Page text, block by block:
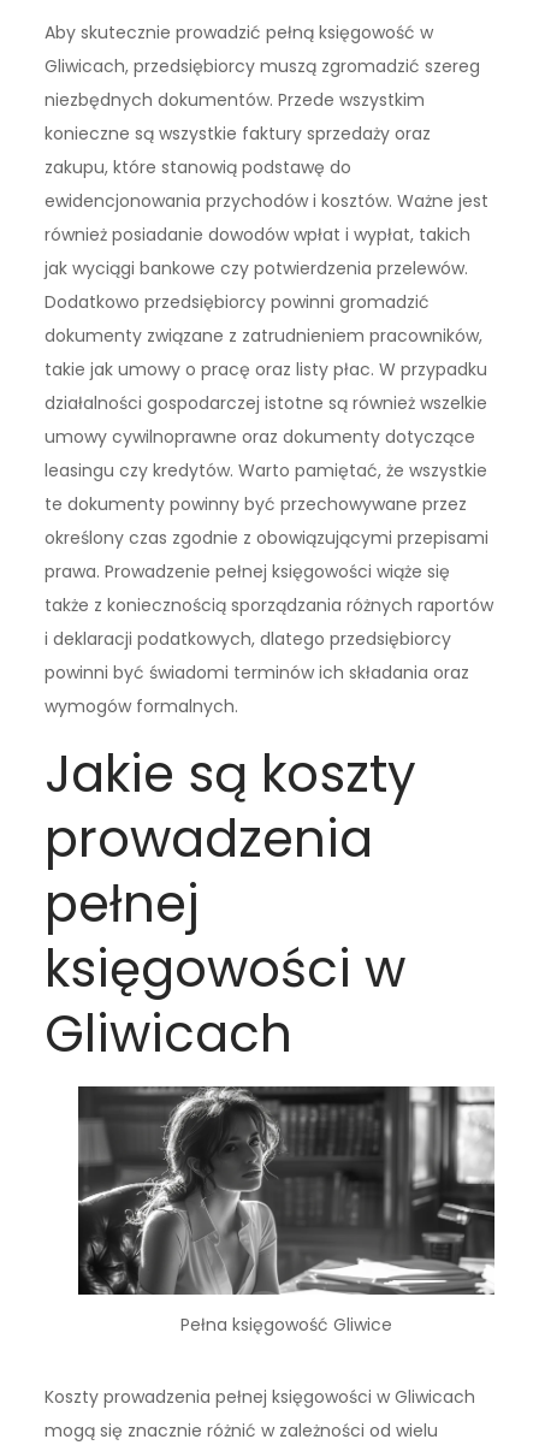
Aby skutecznie prowadzić pełną księgowość w
Gliwicach, przedsiębiorcy muszą zgromadzić szereg
niezbędnych dokumentów. Przede wszystkim
konieczne są wszystkie faktury sprzedaży oraz
zakupu, które stanowią podstawę do
ewidencjonowania przychodów i kosztów. Ważne jest
również posiadanie dowodów wpłat i wypłat, takich
jak wyciągi bankowe czy potwierdzenia przelewów.
Dodatkowo przedsiębiorcy powinni gromadzić
dokumenty związane z zatrudnieniem pracowników,
takie jak umowy o pracę oraz listy płac. W przypadku
działalności gospodarczej istotne są również wszelkie
umowy cywilnoprawne oraz dokumenty dotyczące
leasingu czy kredytów. Warto pamiętać, że wszystkie
te dokumenty powinny być przechowywane przez
określony czas zgodnie z obowiązującymi przepisami
prawa. Prowadzenie pełnej księgowości wiąże się
także z koniecznością sporządzania różnych raportów
i deklaracji podatkowych, dlatego przedsiębiorcy
powinni być świadomi terminów ich składania oraz
wymogów formalnych.
Jakie są koszty
prowadzenia
pełnej
księgowości w
Gliwicach
Pełna księgowość Gliwice
Koszty prowadzenia pełnej księgowości w Gliwicach
mogą się znacznie różnić w zależności od wielu